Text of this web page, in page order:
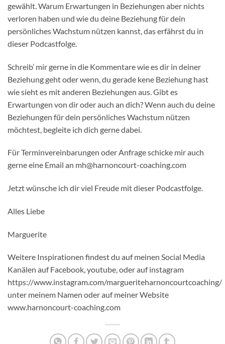
gewählt. Warum Erwartungen in Beziehungen aber nichts
verloren haben und wie du deine Beziehung für dein
persönliches Wachstum nützen kannst, das erfährst du in
dieser Podcastfolge.
Schreib’ mir gerne in die Kommentare wie es dir in deiner
Beziehung geht oder wenn, du gerade kene Beziehung hast
wie sieht es mit anderen Beziehungen aus. Gibt es
Erwartungen von dir oder auch an dich? Wenn auch du deine
Beziehungen für dein persönliches Wachstum nützen
möchtest, begleite ich dich gerne dabei.
Für Terminvereinbarungen oder Anfrage schicke mir auch
gerne eine Email an mh@harnoncourt-coaching.com
Jetzt wünsche ich dir viel Freude mit dieser Podcastfolge.
Alles Liebe
Marguerite
Weitere Inspirationen findest du auf meinen Social Media
Kanälen auf Facebook, youtube, oder auf instagram
https://www.instagram.com/margueriteharnoncourtcoaching/
unter meinem Namen oder auf meiner Website
www.harnoncourt-coaching.com